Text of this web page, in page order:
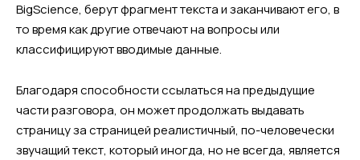
BigScience, берут фрагмент текста и заканчивают его, в
то время как другие отвечают на вопросы или
классифицируют вводимые данные.
Благодаря способности ссылаться на предыдущие
части разговора, он может продолжать выдавать
страницу за страницей реалистичный, по-человечески
звучащий текст, который иногда, но не всегда, является